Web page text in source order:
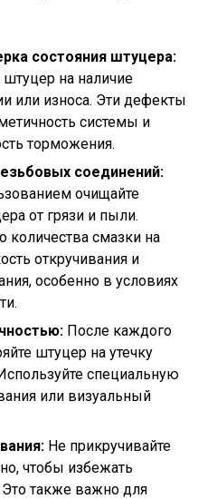
состояния штуцера:
штуцер на наличие
или износа. Эти дефекты
системы и
торможения.
соединений:
очищайте
от грязи и пыли.
количества смазки на
откручивания и
особенно в условиях
После каждого
штуцер на утечку
специальную
или визуальный
Не прикручивайте
чтобы избежать
также важно для